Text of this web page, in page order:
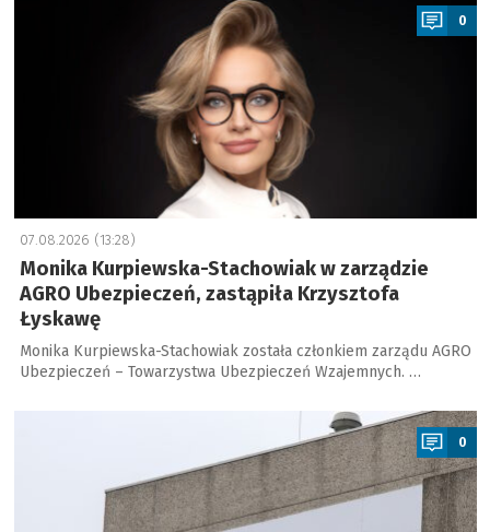
0
07.08.2026 (13:28)
Monika Kurpiewska-Stachowiak w zarządzie
AGRO Ubezpieczeń, zastąpiła Krzysztofa
Łyskawę
Monika Kurpiewska-Stachowiak została członkiem zarządu AGRO
Ubezpieczeń – Towarzystwa Ubezpieczeń Wzajemnych. …
0